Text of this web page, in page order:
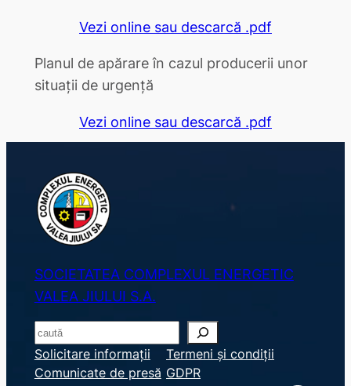
Vezi online sau descarcă .pdf
Planul de apărare în cazul producerii unor
situații de urgență
Vezi online sau descarcă .pdf
SOCIETATEA COMPLEXUL ENERGETIC
VALEA JIULUI S.A.
S
e
a
Solicitare informații
Comunicate de presă
Termeni și condiții
GDPR